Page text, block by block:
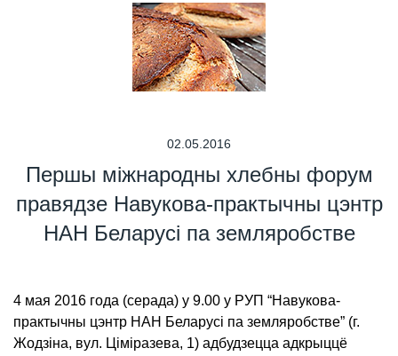
02.05.2016
Першы міжнародны хлебны форум
правядзе Навукова-практычны цэнтр
НАН Беларусі па земляробстве
4 мая 2016 года (серада) у 9.00 у РУП “Навукова-
практычны цэнтр НАН Беларусі па земляробстве” (г.
Жодзіна, вул. Ціміразева, 1) адбудзецца адкрыццё